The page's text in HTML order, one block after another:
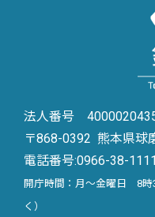
法人番号
〒868-0392 熊本県球
電話番号:0966-38-1111
開庁時間：月～金曜日 8時
く）